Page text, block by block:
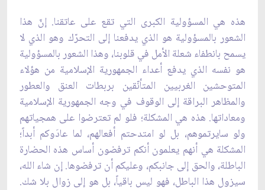
هذه هي المسؤولية الكبرى التي تقع على عاتقنا. إنّ هذا
الشعور بالمسؤولية هو الذي يدفعنا إلى التحرّك وهو الذي لا
يسمح بانطفاء شعلة الأمل في قلوبنا، وهذا الشعور بالمسؤولية
هو نفسه الذي يدفع أعداء الجمهورية الإسلامية من هؤلاء
المتوحشين الغربيين المتأنّقين بربطات العنق والعطور
والمظاهر البراقة إلى الوقوف في وجه الجمهورية الإسلامية
ومعاداتها. هذه هي المشكلة؛ فلو لم تعترضوا على همجياتهم
ولو سايرتموهم، بل لو امتدحتم أفعالهم، لما عادَوكم أبداً؛
المشكلة هي أنهم يعلمون أنكم ترفضون أساس هذه الحضارة
الباطلة، والحق إلى جانبكم، وعليكم أن ترفضوها. إن شاء الله،
سيزول هذا الباطل، فهو ليس باقياً، بل هو إلى زوال بلا شك.